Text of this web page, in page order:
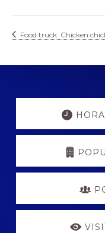
Food truck: Chicken
Explore